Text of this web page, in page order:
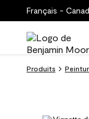
Français -
Produits